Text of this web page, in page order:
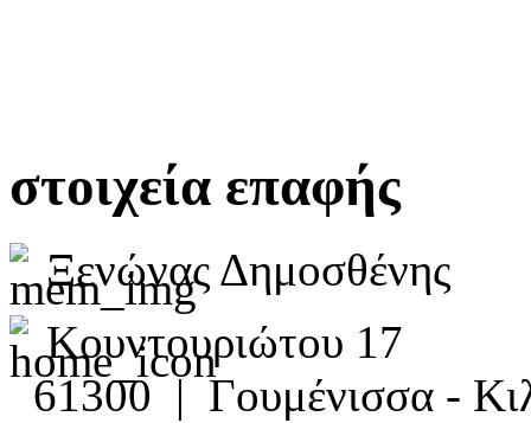
στοιχεία επαφής
Ξενώνας Δημοσθένης
Κουντουριώτου 17
61300 | Γουμένισσα -